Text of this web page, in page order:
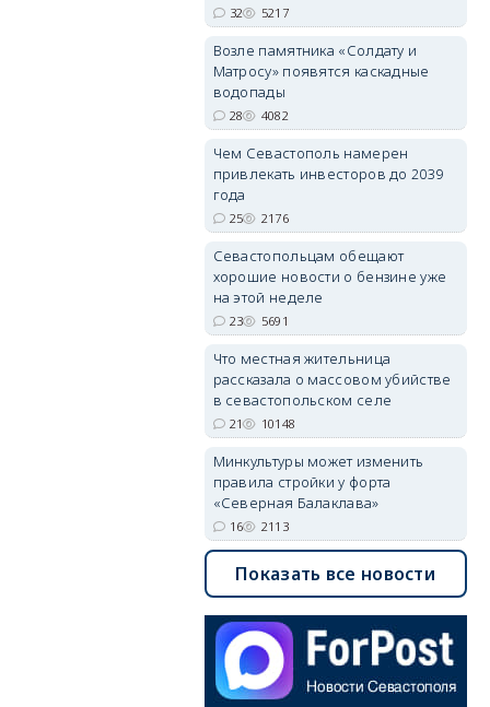
32 5217
Возле памятника «Солдату и
Матросу» появятся каскадные
водопады
28 4082
Чем Севастополь намерен
привлекать инвесторов до 2039
года
25 2176
Севастопольцам обещают
хорошие новости о бензине уже
на этой неделе
23 5691
Что местная жительница
рассказала о массовом убийстве
в севастопольском селе
21 10148
Минкультуры может изменить
правила стройки у форта
«Северная Балаклава»
16 2113
Показать все новости